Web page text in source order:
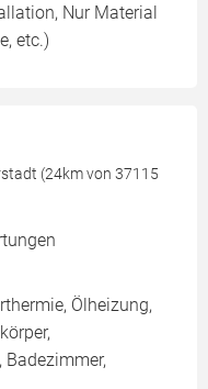
Nur Material
etc.)
(24km von 37115
Ölheizung,
Badezimmer,